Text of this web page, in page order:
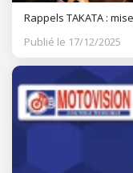
Rappels TAKATA :
Publié le 17/12/2025